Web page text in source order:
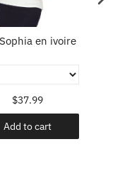
en ivoire
$37.99
Add to cart